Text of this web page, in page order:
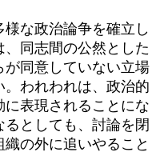
な政治論争を確立し
同志間の公然とした
同意していない立場
われわれは、政治的
表現されることにな
としても、討論を閉
の外に追いやること